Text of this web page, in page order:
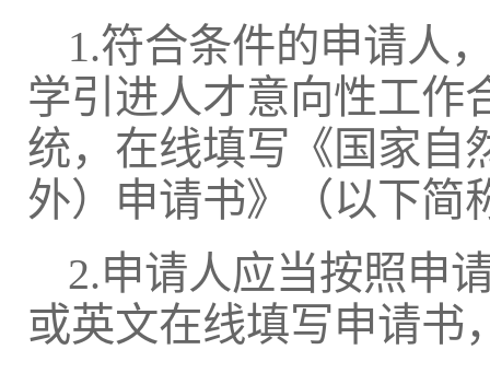
1.符合条件的申请人
学引进人才意向性工作
统，在线填写《国家自
外）申请书》（以下简
2.申请人应当按照申
或英文在线填写申请书